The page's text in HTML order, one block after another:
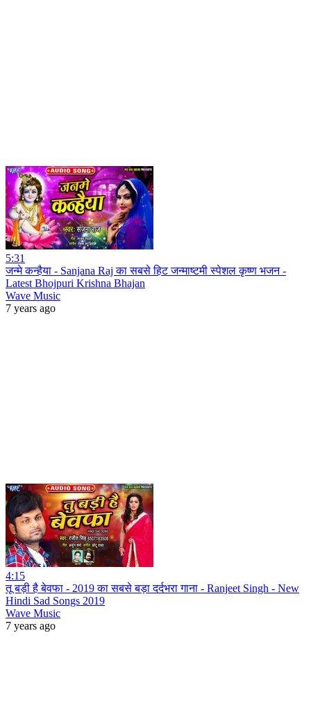
5:31
जन्मे कन्हैया - Sanjana Raj का सबसे हिट जन्माष्टमी स्पेशल कृष्ण भजन -
Latest Bhojpuri Krishna Bhajan
Wave Music
7 years ago
4:15
तू बड़ी है बेवफा - 2019 का सबसे बड़ा दर्दभरा गाना - Ranjeet Singh - New
Hindi Sad Songs 2019
Wave Music
7 years ago